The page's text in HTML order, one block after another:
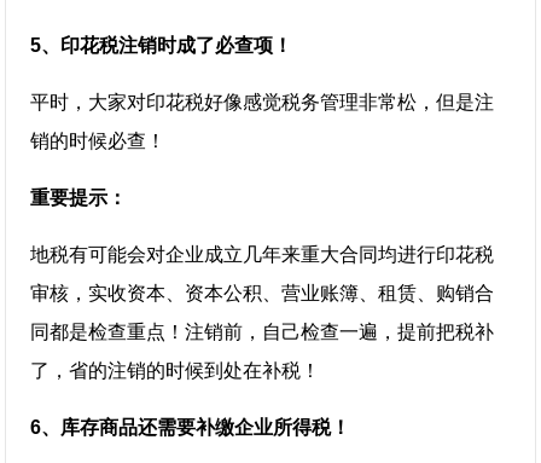
5、印花税注销时成了必查项！
平时，大家对印花税好像感觉税务管理非常松，但是注
销的时候必查！
重要提示：
地税有可能会对企业成立几年来重大合同均进行印花税
审核，实收资本、资本公积、营业账簿、租赁、购销合
同都是检查重点！注销前，自己检查一遍，提前把税补
了，省的注销的时候到处在补税！
6、库存商品还需要补缴企业所得税！